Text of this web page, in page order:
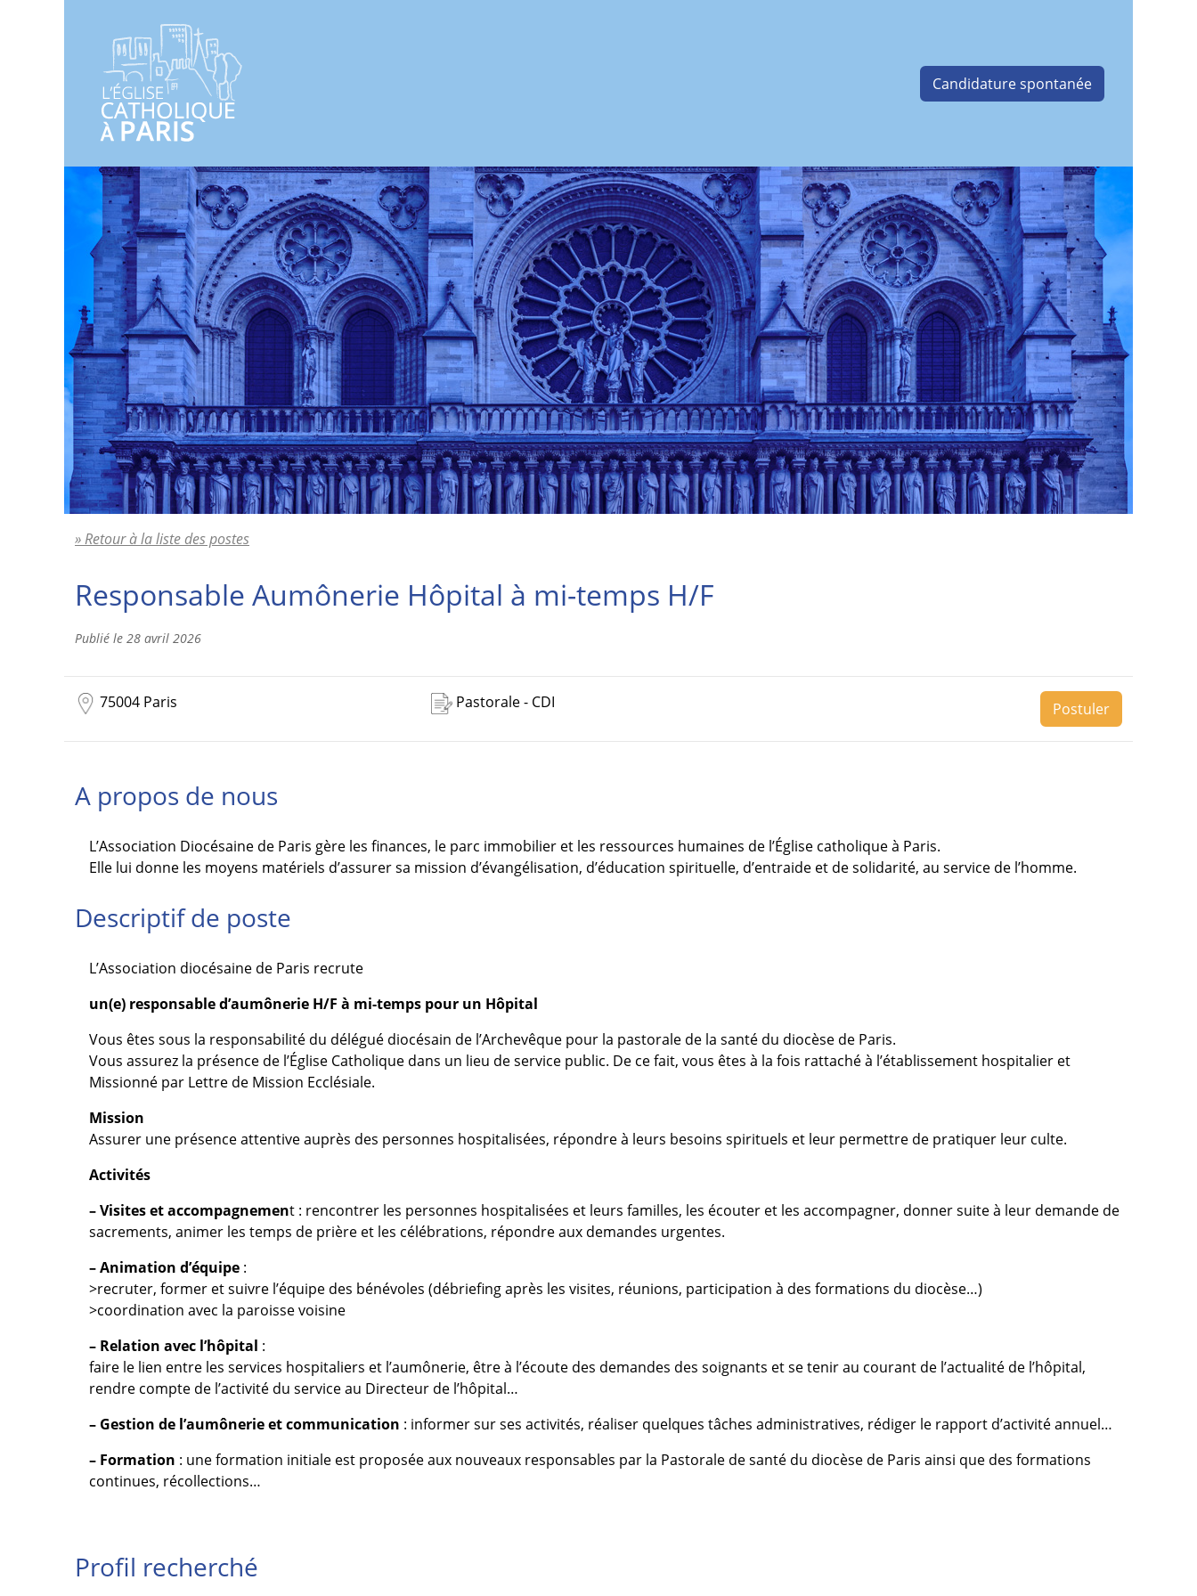
Candidature spontanée
» Retour à la liste des postes
Responsable Aumônerie Hôpital à mi-temps H/F
Publié le 28 avril 2026
75004 Paris Pastorale - CDI Postuler
A propos de nous
L’Association Diocésaine de Paris gère les finances, le parc immobilier et les ressources humaines de l’Église catholique à Paris.
Elle lui donne les moyens matériels d’assurer sa mission d’évangélisation, d’éducation spirituelle, d’entraide et de solidarité, au service de l’homme.
Descriptif de poste
L’Association diocésaine de Paris recrute
un(e) responsable d’aumônerie H/F à mi-temps pour un Hôpital
Vous êtes sous la responsabilité du délégué diocésain de l’Archevêque pour la pastorale de la santé du diocèse de Paris.
Vous assurez la présence de l’Église Catholique dans un lieu de service public. De ce fait, vous êtes à la fois rattaché à l’établissement hospitalier et
Missionné par Lettre de Mission Ecclésiale.
Mission
Assurer une présence attentive auprès des personnes hospitalisées, répondre à leurs besoins spirituels et leur permettre de pratiquer leur culte.
Activités
– Visites et accompagnement : rencontrer les personnes hospitalisées et leurs familles, les écouter et les accompagner, donner suite à leur demande de
sacrements, animer les temps de prière et les célébrations, répondre aux demandes urgentes.
– Animation d’équipe :
>recruter, former et suivre l’équipe des bénévoles (débriefing après les visites, réunions, participation à des formations du diocèse…)
>coordination avec la paroisse voisine
– Relation avec l’hôpital :
faire le lien entre les services hospitaliers et l’aumônerie, être à l’écoute des demandes des soignants et se tenir au courant de l’actualité de l’hôpital,
rendre compte de l’activité du service au Directeur de l’hôpital…
– Gestion de l’aumônerie et communication : informer sur ses activités, réaliser quelques tâches administratives, rédiger le rapport d’activité annuel…
– Formation : une formation initiale est proposée aux nouveaux responsables par la Pastorale de santé du diocèse de Paris ainsi que des formations
continues, récollections…
Profil recherché